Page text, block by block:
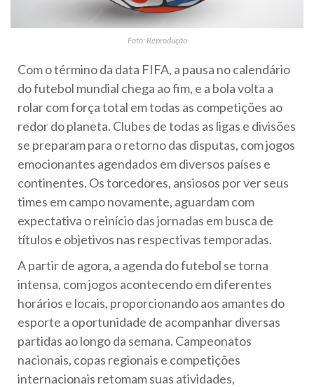
Foto: Reprodução
Com o término da data FIFA, a pausa no calendário
do futebol mundial chega ao fim, e a bola volta a
rolar com força total em todas as competições ao
redor do planeta. Clubes de todas as ligas e divisões
se preparam para o retorno das disputas, com jogos
emocionantes agendados em diversos países e
continentes. Os torcedores, ansiosos por ver seus
times em campo novamente, aguardam com
expectativa o reinício das jornadas em busca de
títulos e objetivos nas respectivas temporadas.
A partir de agora, a agenda do futebol se torna
intensa, com jogos acontecendo em diferentes
horários e locais, proporcionando aos amantes do
esporte a oportunidade de acompanhar diversas
partidas ao longo da semana. Campeonatos
nacionais, copas regionais e competições
internacionais retomam suas atividades,